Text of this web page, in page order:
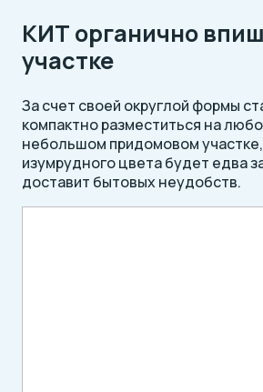
КИТ органично
участке
За счет своей округлой формы
компактно разместиться на
небольшом придомовом
изумрудного цвета будет едва
доставит бытовых неудобств.